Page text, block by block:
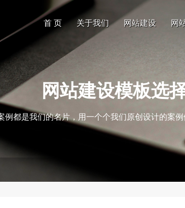
首 页 关于我们 网站建设 网
网站建设模板选
例都是我们的名片，用一个个我们原创设计的案例